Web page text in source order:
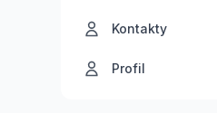
Kontakty
Profil